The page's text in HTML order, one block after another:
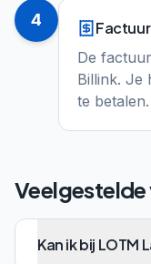
4
De
Billink. Je
te betalen.
Kan ik bij